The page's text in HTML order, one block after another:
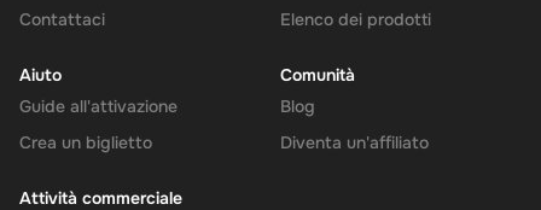
Contattaci
Elenco dei prodotti
Aiuto
Guide all'attivazione
Crea un biglietto
Comunità
Blog
Diventa un'affiliato
Attività commerciale